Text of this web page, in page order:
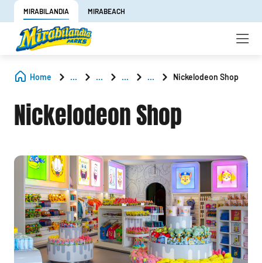
MIRABILANDIA MIRABEACH
Home ... ... ... ... Nickelodeon Shop
Nickelodeon Shop